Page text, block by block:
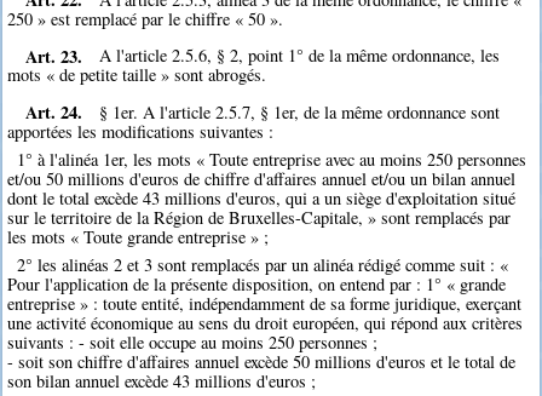
250 » est remplacé par le chiffre « 50 ».
Art. 23.
A l'article 2.5.6, § 2, point 1° de la même ordonnance, les
mots « de petite taille » sont abrogés.
Art. 24.
§ 1er. A l'article 2.5.7, § 1er, de la même ordonnance sont
apportées les modifications suivantes :
1° à l'alinéa 1er, les mots « Toute entreprise avec au moins 250 personnes
et/ou 50 millions d'euros de chiffre d'affaires annuel et/ou un bilan annuel
dont le total excède 43 millions d'euros, qui a un siège d'exploitation situé
sur le territoire de la Région de Bruxelles-Capitale, » sont remplacés par
les mots « Toute grande entreprise » ;
2° les alinéas 2 et 3 sont remplacés par un alinéa rédigé comme suit : «
Pour l'application de la présente disposition, on entend par : 1° « grande
entreprise » : toute entité, indépendamment de sa forme juridique, exerçant
une activité économique au sens du droit européen, qui répond aux critères
suivants : - soit elle occupe au moins 250 personnes ;
- soit son chiffre d'affaires annuel excède 50 millions d'euros et le total de
son bilan annuel excède 43 millions d'euros ;